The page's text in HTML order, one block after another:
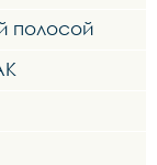
полосой